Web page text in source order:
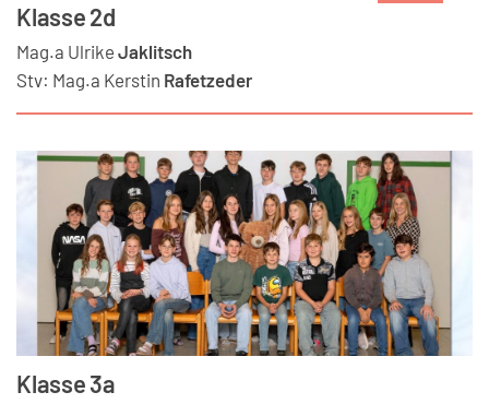
Klasse 2d
Mag.a Ulrike Jaklitsch
Stv: Mag.a Kerstin Rafetzeder
Klasse 3a